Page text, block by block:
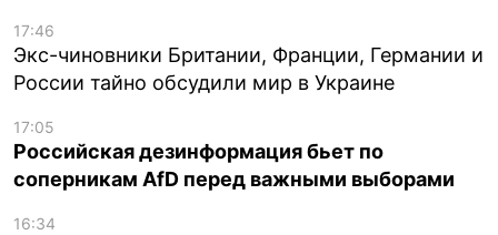
17:46
Экс-чиновники Британии, Франции, Германии и
России тайно обсудили мир в Украине
17:05
Российская дезинформация бьет по
соперникам AfD перед важными выборами
16:34